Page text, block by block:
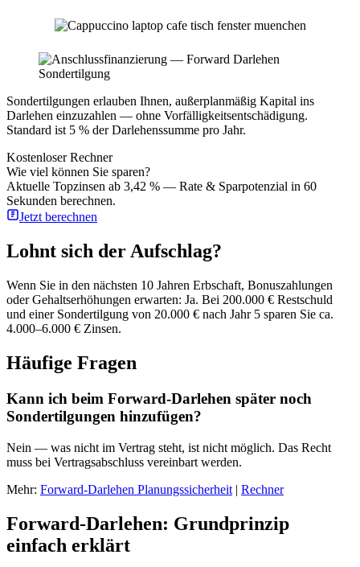
Sondertilgungen erlauben Ihnen, außerplanmäßig Kapital ins
Darlehen einzuzahlen — ohne Vorfälligkeitsentschädigung.
Standard ist 5 % der Darlehenssumme pro Jahr.
Kostenloser Rechner
Wie viel können Sie sparen?
Aktuelle Topzinsen ab 3,42 % — Rate & Sparpotenzial in 60
Sekunden berechnen.
Jetzt berechnen
Lohnt sich der Aufschlag?
Wenn Sie in den nächsten 10 Jahren Erbschaft, Bonuszahlungen
oder Gehaltserhöhungen erwarten: Ja. Bei 200.000 € Restschuld
und einer Sondertilgung von 20.000 € nach Jahr 5 sparen Sie ca.
4.000–6.000 € Zinsen.
Häufige Fragen
Kann ich beim Forward-Darlehen später noch
Sondertilgungen hinzufügen?
Nein — was nicht im Vertrag steht, ist nicht möglich. Das Recht
muss bei Vertragsabschluss vereinbart werden.
Mehr: Forward-Darlehen Planungssicherheit | Rechner
Forward-Darlehen: Grundprinzip
einfach erklärt